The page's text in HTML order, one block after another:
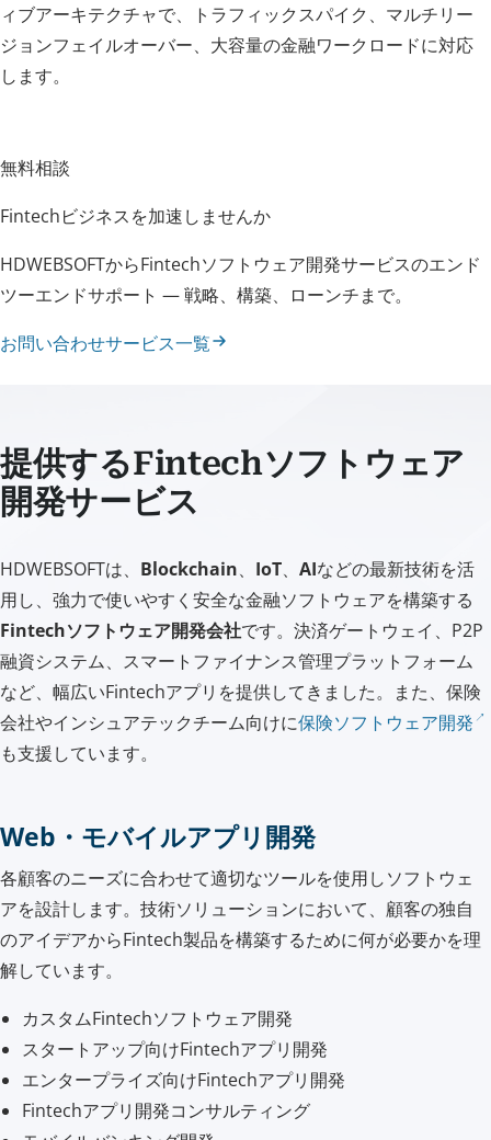
ィブアーキテクチャで、トラフィックスパイク、マルチリー
ジョンフェイルオーバー、大容量の金融ワークロードに対応
します。
無料相談
Fintechビジネスを加速しませんか
HDWEBSOFTからFintechソフトウェア開発サービスのエンド
ツーエンドサポート — 戦略、構築、ローンチまで。
お問い合わせサービス一覧
提供するFintechソフトウェア
開発サービス
HDWEBSOFTは、 Blockchain、 IoT、 AIなどの最新技術を活
用し、強力で使いやすく安全な金融ソフトウェアを構築する
Fintechソフトウェア開発会社です。決済ゲートウェイ、P2P
融資システム、スマートファイナンス管理プラットフォーム
など、幅広いFintechアプリを提供してきました。また、保険
会社やインシュアテックチーム向けに保険ソフトウェア開発
も支援しています。
Web・モバイルアプリ開発
各顧客のニーズに合わせて適切なツールを使用しソフトウェ
アを設計します。技術ソリューションにおいて、顧客の独自
のアイデアからFintech製品を構築するために何が必要かを理
解しています。
カスタムFintechソフトウェア開発
スタートアップ向けFintechアプリ開発
エンタープライズ向けFintechアプリ開発
Fintechアプリ開発コンサルティング